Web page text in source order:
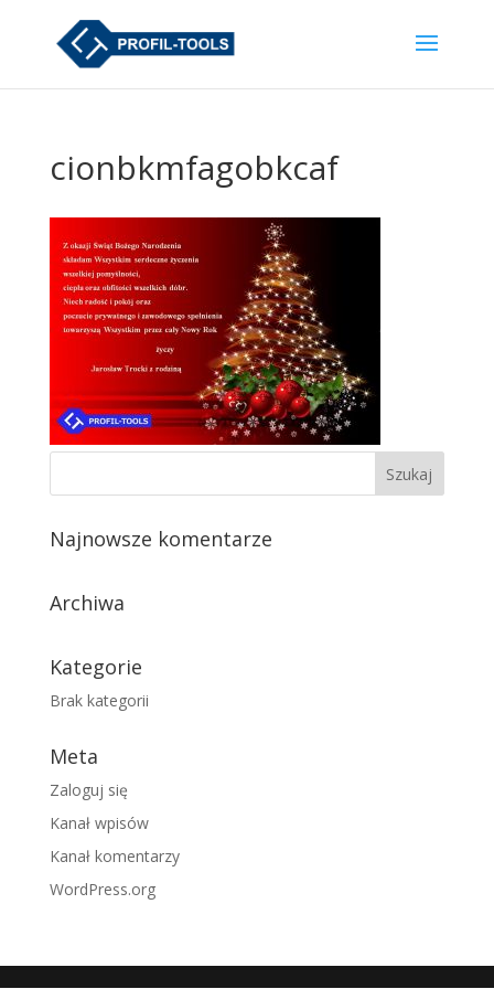
cionbkmfagobkcaf
Najnowsze komentarze
Archiwa
Kategorie
Brak kategorii
Meta
Zaloguj się
Kanał wpisów
Kanał komentarzy
WordPress.org